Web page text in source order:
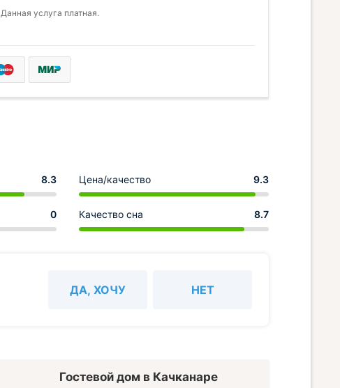
услуга платная.
8.3 Цена/качество 9.3
0 Качество сна 8.7
ДА, ХОЧУ НЕТ
Гостевой дом в Качканаре